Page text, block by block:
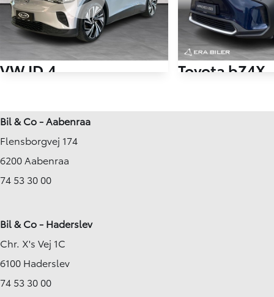
VW ID.4
2023
El
KONTANT
FINANSIERING
Toyota bZ4X
Bil & Co - Aabenraa
Flensborgvej 174
6200 Aabenraa
74 53 30 00
Bil & Co - Haderslev
Chr. X's Vej 1C
6100 Haderslev
74 53 30 00